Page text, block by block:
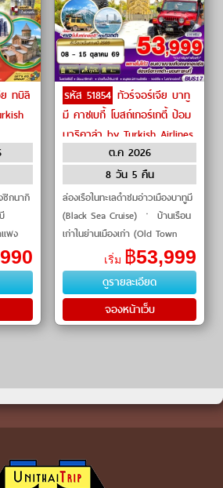
บิลิ
ซิกนากิ
พง
ㆍ
รส
รหัส 51854 ทัวร์จอร์เจีย บาทู
มี คาซเบกี้ โบสถ์เกอร์เกตี้ ป้อม
นาริคาล่า by Turkish Airlines
ต.ค 2026
8 วัน 5 คืน
ล่องเรือในทะเลดำชมอ่าวเมืองบาทูมี
(Black Sea Cruise) ㆍ บ้านเรือน
เก่าในย่านเมืองเก่า (Old Town
Batumi) ㆍ รูปปั้นอาลีและนีโน่
(Ali and Nin
เริ่ม ฿53,999
ดูรายละเอียด
จองหน้าเว็บ